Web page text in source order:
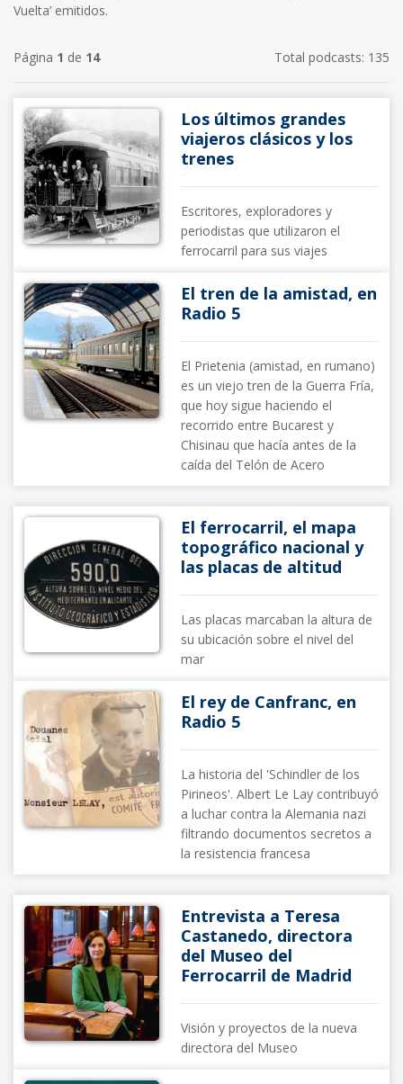
Vuelta’ emitidos.
Página 1 de 14 Total podcasts: 135
Los últimos grandes
viajeros clásicos y los
trenes
Escritores, exploradores y
periodistas que utilizaron el
ferrocarril para sus viajes
El tren de la amistad, en
Radio 5
El Prietenia (amistad, en rumano)
es un viejo tren de la Guerra Fría,
que hoy sigue haciendo el
recorrido entre Bucarest y
Chisinau que hacía antes de la
caída del Telón de Acero
El ferrocarril, el mapa
topográfico nacional y
las placas de altitud
Las placas marcaban la altura de
su ubicación sobre el nivel del
mar
El rey de Canfranc, en
Radio 5
La historia del 'Schindler de los
Pirineos'. Albert Le Lay contribuyó
a luchar contra la Alemania nazi
filtrando documentos secretos a
la resistencia francesa
Entrevista a Teresa
Castanedo, directora
del Museo del
Ferrocarril de Madrid
Visión y proyectos de la nueva
directora del Museo